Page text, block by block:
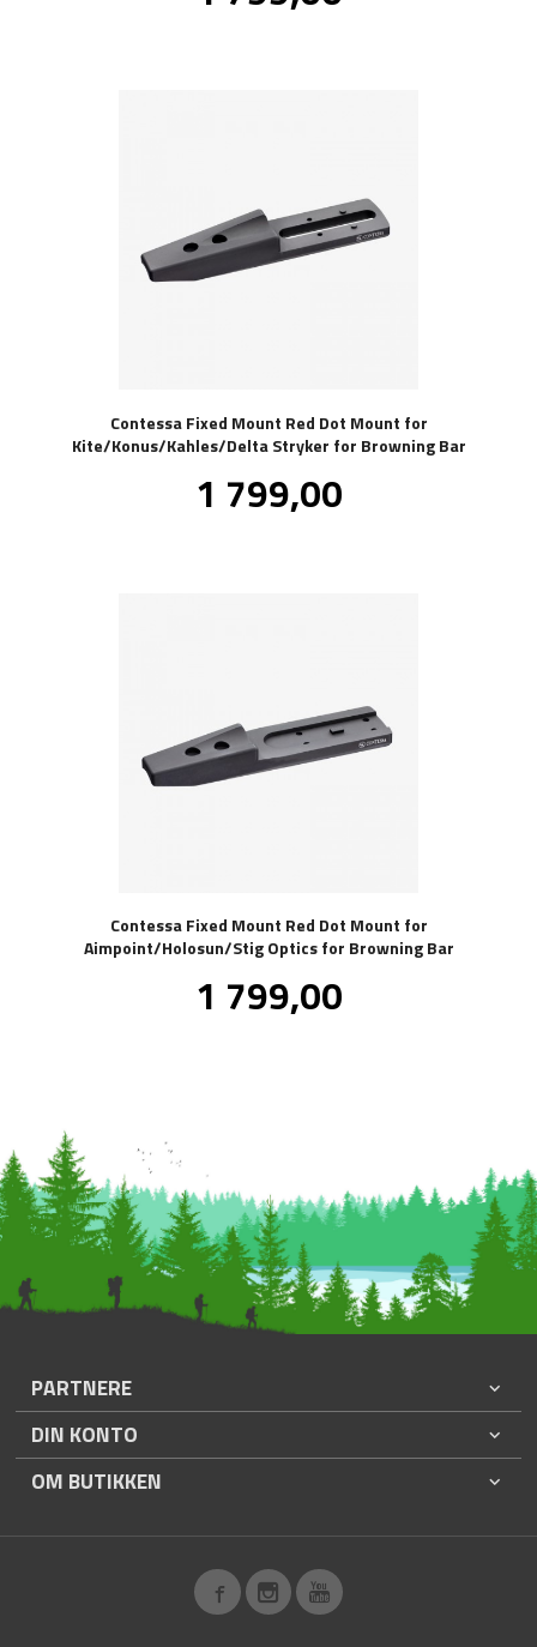
Contessa Fixed Mount Red Dot Mount for
Kite/Konus/Kahles/Delta Stryker for Browning Bar
Pris
1 799,00mva.
Contessa Fixed Mount Red Dot Mount for
Aimpoint/Holosun/Stig Optics for Browning Bar
Pris
1 799,00mva.
PARTNERE
DIN KONTO
OM BUTIKKEN